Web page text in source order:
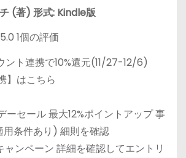
(著) 形式: Kindle版
1個の評価
ント連携で10%還元(11/27-12/6)
】はこちら
ーセール 最大12%ポイントアップ 事
条件あり) 細則を確認
ャンペーン 詳細を確認してエントリ